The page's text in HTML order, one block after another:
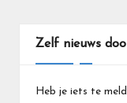
Zelf nieuws
Heb je iets te